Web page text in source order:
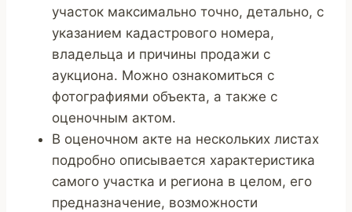
участок максимально точно, детально, с
указанием кадастрового номера,
владельца и причины продажи с
аукциона. Можно ознакомиться с
фотографиями объекта, а также с
оценочным актом.
В оценочном акте на нескольких листах
подробно описывается характеристика
самого участка и региона в целом, его
предназначение, возможности